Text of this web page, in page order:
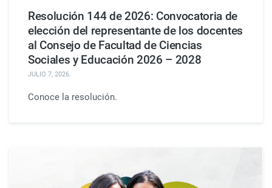
Resolución 144 de 2026: Convocatoria de
elección del representante de los docentes
al Consejo de Facultad de Ciencias
Sociales y Educación 2026 – 2028
JULIO 7, 2026.
Conoce la resolución.